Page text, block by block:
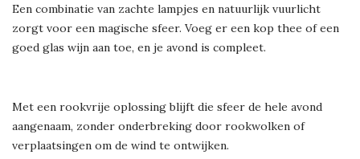
Een combinatie van zachte lampjes en natuurlijk vuurlicht
zorgt voor een magische sfeer. Voeg er een kop thee of een
goed glas wijn aan toe, en je avond is compleet.
Met een rookvrije oplossing blijft die sfeer de hele avond
aangenaam, zonder onderbreking door rookwolken of
verplaatsingen om de wind te ontwijken.